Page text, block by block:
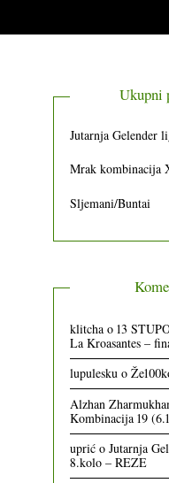
Ukupni
Jutarnja Gelender
Mrak kombinacija
Sljemani/Buntai
klitchao 13
La Kroasantes –
lupuleskuo
Alzhan
Kombinacija 19
uprićo Jutarnja
8.kolo – REZE